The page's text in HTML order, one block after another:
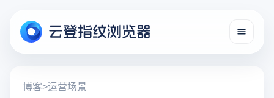
博客>运营场景